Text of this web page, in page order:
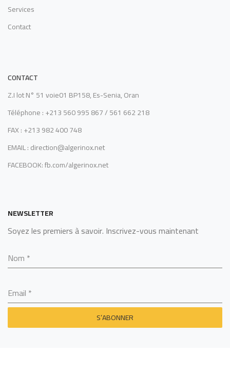
Services
Contact
CONTACT
Z.I lot N° 51 voie01 BP158, Es-Senia, Oran
Téléphone : +213 560 995 867 / 561 662 218
FAX : +213 982 400 748
EMAIL : direction@algerinox.net
FACEBOOK: fb.com/algerinox.net
NEWSLETTER
Soyez les premiers à savoir. Inscrivez-vous maintenant
Nom *
Email *
S’ABONNER